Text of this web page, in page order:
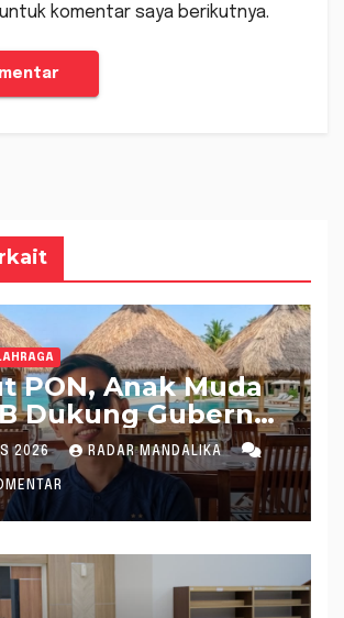
komentar saya berikutnya.
PON, Anak Muda
Dukung Gubernur
KONI NTB
2026 RADAR MANDALIKA